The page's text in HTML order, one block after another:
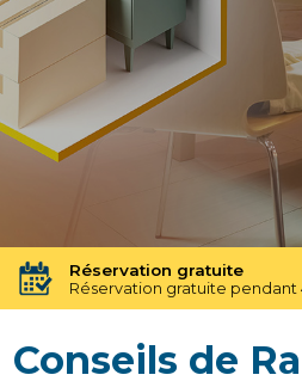
Protection 24h/24 grâce à un
Réservation gratuite
Réservation gratuite pendant
Vous avez besoin d'une taille
Conseils de